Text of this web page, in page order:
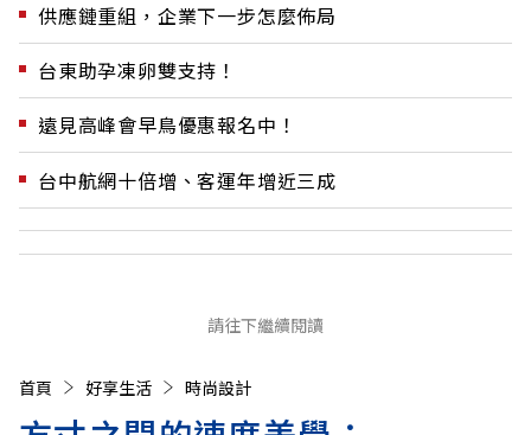
供應鏈重組，企業下一步怎麼佈局
台東助孕凍卵雙支持！
遠見高峰會早鳥優惠報名中！
台中航網十倍增、客運年增近三成
請往下繼續閱讀
首頁 好享生活 時尚設計